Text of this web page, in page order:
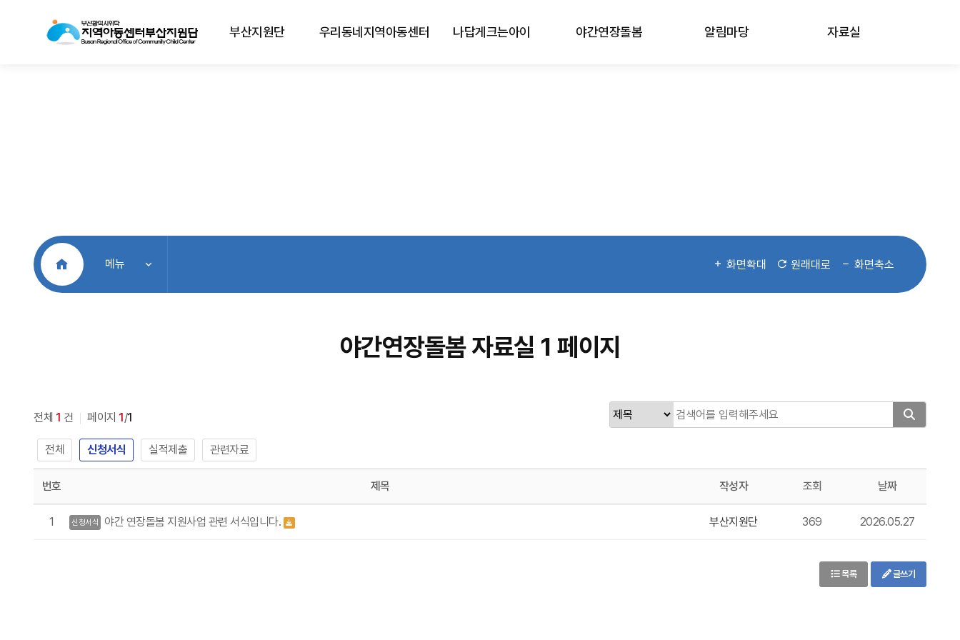
부산지원단 우리동네지역아동센터 나답게크는아이 야간연장돌봄 알림마당 자료실
처음으로메뉴 화면확대 원래대로 화면축소
야간연장돌봄 자료실 1 페이지
전체 1 건 페이지 1/1
전체 신청서식 실적제출 관련자료
번호 제목 작성자 조회 날짜
1 신청서식 야간 연장돌봄 지원사업 관련 서식입니다. 부산지원단 369 2026.05.27
목록 글쓰기